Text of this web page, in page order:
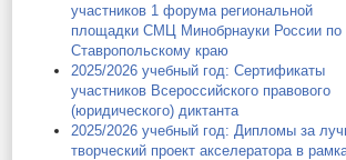
участников 1 форума региональной
площадки СМЦ Минобрнауки России по
Ставропольскому краю
2025/2026 учебный год: Сертификаты
участников Всероссийского правового
(юридического) диктанта
2025/2026 учебный год: Дипломы за
творческий проект акселератора в